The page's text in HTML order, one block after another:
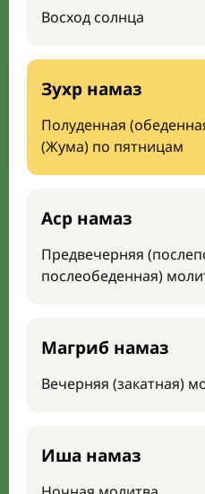
Восход солнца
Зухр намаз
Полуденная
(Жума) по пятницам
Аср намаз
Предвечерняя
послеобеденная)
Магриб намаз
Вечерняя (закатная)
Иша намаз